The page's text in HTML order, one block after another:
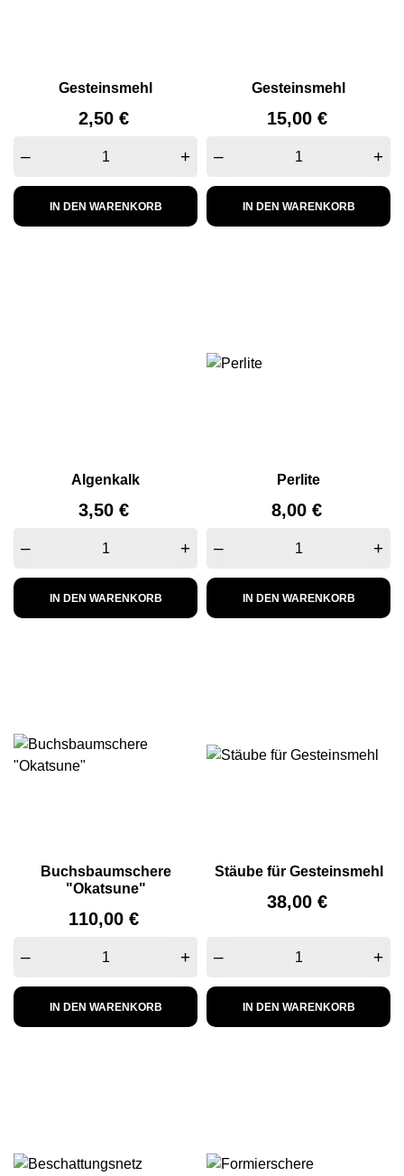
Gesteinsmehl
Preis
2,50 €
– +
IN DEN WARENKORB
Gesteinsmehl
Preis
15,00 €
– +
IN DEN WARENKORB
Algenkalk
Preis
3,50 €
– +
IN DEN WARENKORB
Perlite
Preis
8,00 €
– +
IN DEN WARENKORB
Buchsbaumschere
"Okatsune"
Preis
110,00 €
– +
IN DEN WARENKORB
Stäube für Gesteinsmehl
Preis
38,00 €
– +
IN DEN WARENKORB